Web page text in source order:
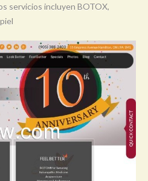
servicios incluyen BOTOX,